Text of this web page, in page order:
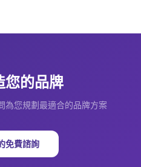
您的品牌
為您規劃最適合的品牌方案
免費諮詢